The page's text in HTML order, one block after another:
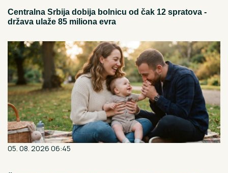
Centralna Srbija dobija bolnicu od čak 12 spratova -
država ulaže 85 miliona evra
05. 08. 2026 06:45